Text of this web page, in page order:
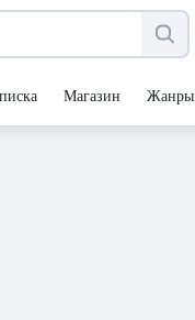
Магазин Жанры